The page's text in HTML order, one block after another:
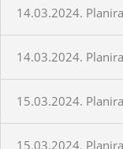
14.03.2024.
14.03.2024.
15.03.2024.
15.03.2024.